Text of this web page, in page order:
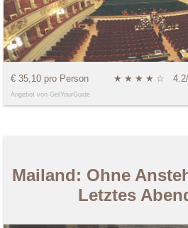
€ 35,10 pro Person ★ ★ ★ ★ ☆
Angebot von GetYourGuide
Mailand: Ohne
Letztes